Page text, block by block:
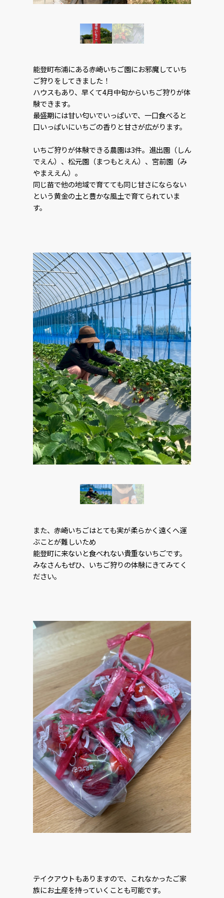
能登町布浦にある赤崎いちご園にお邪魔していち
ご狩りをしてきました！
ハウスもあり、早くて4月中旬からいちご狩りが体
験できます。
最盛期には甘い匂いでいっぱいで、一口食べると
口いっぱいにいちごの香りと甘さが広がります。
いちご狩りが体験できる農園は3件。進出園（しん
でえん）、松元園（まつもとえん）、宮前園（み
やまええん）。
同じ苗で他の地域で育てても同じ甘さにならない
という黄金の土と豊かな風土で育てられていま
す。
また、赤崎いちごはとても実が柔らかく遠くへ運
ぶことが難しいため
能登町に来ないと食べれない貴重ないちごです。
みなさんもぜひ、いちご狩りの体験にきてみてく
ださい。
テイクアウトもありますので、これなかったご家
族にお土産を持っていくことも可能です。